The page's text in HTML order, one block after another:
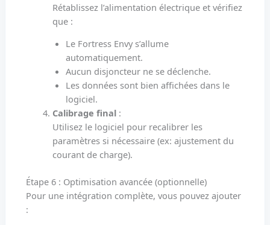
Rétablissez l’alimentation électrique et vérifiez
que :
Le Fortress Envy s’allume
automatiquement.
Aucun disjoncteur ne se déclenche.
Les données sont bien affichées dans le
logiciel.
Calibrage final :
Utilisez le logiciel pour recalibrer les
paramètres si nécessaire (ex: ajustement du
courant de charge).
Étape 6 : Optimisation avancée (optionnelle)
Pour une intégration complète, vous pouvez ajouter
: